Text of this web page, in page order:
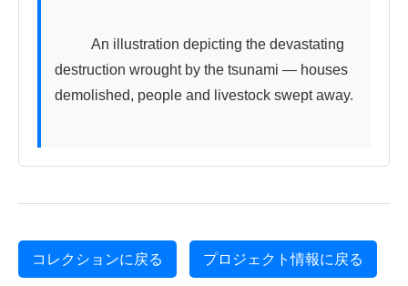
destruction wrought by the tsunami — houses
demolished, people and livestock swept away.
コレクションに戻る プロジェクト情報に戻る